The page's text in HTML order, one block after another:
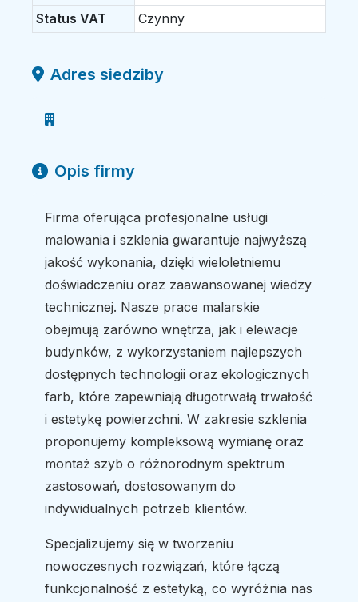
Status VAT Czynny
Adres siedziby
Opis firmy
Firma oferująca profesjonalne usługi
malowania i szklenia gwarantuje najwyższą
jakość wykonania, dzięki wieloletniemu
doświadczeniu oraz zaawansowanej wiedzy
technicznej. Nasze prace malarskie
obejmują zarówno wnętrza, jak i elewacje
budynków, z wykorzystaniem najlepszych
dostępnych technologii oraz ekologicznych
farb, które zapewniają długotrwałą trwałość
i estetykę powierzchni. W zakresie szklenia
proponujemy kompleksową wymianę oraz
montaż szyb o różnorodnym spektrum
zastosowań, dostosowanym do
indywidualnych potrzeb klientów.
Specjalizujemy się w tworzeniu
nowoczesnych rozwiązań, które łączą
funkcjonalność z estetyką, co wyróżnia nas